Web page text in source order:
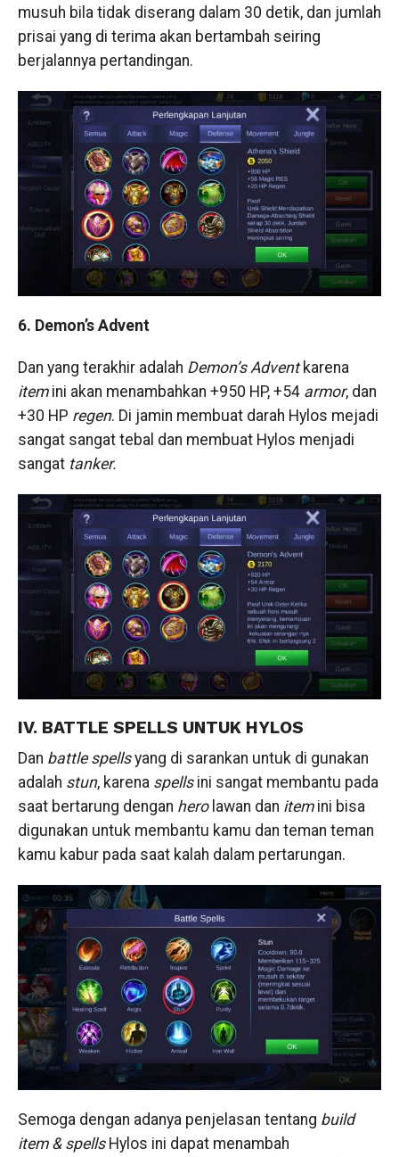
musuh bila tidak diserang dalam 30 detik, dan jumlah
prisai yang di terima akan bertambah seiring
berjalannya pertandingan.
6. Demon’s Advent
Dan yang terakhir adalah Demon’s Adventkarena
itemini akan menambahkan +950 HP, +54 armor, dan
+30 HP regen. Di jamin membuat darah Hylos mejadi
sangat sangat tebal dan membuat Hylos menjadi
sangattanker.
IV. BATTLE SPELLS UNTUK HYLOS
Dan battle spellsyang di sarankan untuk di gunakan
adalah stun, karena spellsini sangat membantu pada
saat bertarung dengan herolawan dan itemini bisa
digunakan untuk membantu kamu dan teman teman
kamu kabur pada saat kalah dalam pertarungan.
Semoga dengan adanya penjelasan tentang build
item & spellsHylos ini dapat menambah